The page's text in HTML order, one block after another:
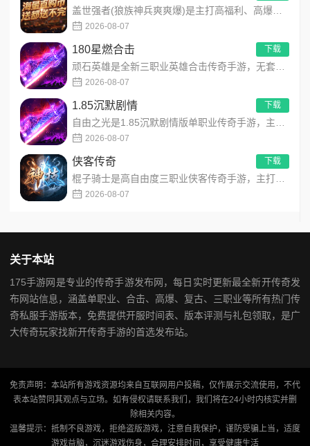
2026-08-07
180星燃合击
2026-08-07
下载
1.85沉默剧情
2026-08-07
下载
侠客传奇
2026-08-07
下载
关于本站
175手游网是专业的传奇手游发布网，每日实时更新最全新开传奇发
布网站信息，涵盖单职业、合击、高爆、复古、三职业等所有热门传
奇私服手游版本，免费提供开服时间表、版本评测与礼包领取，是广
大传奇玩家找新开传奇手游的首选发布站。
免责声明：本站所有游戏资源均来自互联网用户投稿，仅作展示交流使用，不代
表本站赞同其观点与立场。如有侵权请联系我们，我们将在24小时内核实并删
除相关内容。
温馨提示：抵制不良游戏，拒绝盗版游戏，注意自我保护，谨防受骗上当，适度
游戏益脑，沉迷游戏伤身，合理安排时间，享受健康生活